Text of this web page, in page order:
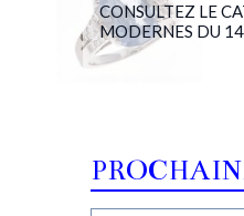
CONSULTEZ LE
MODERNES DU